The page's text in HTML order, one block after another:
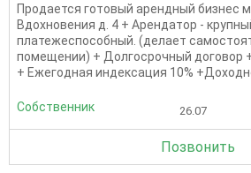
Продается готовый арендный бизнес
Вдохновения д. 4 + Арендатор -
платежеспособный. (делает
помещении) + Долгосрочный договор
+ Ежегодная индексация 10%
Собственник 26.07
Позвонить